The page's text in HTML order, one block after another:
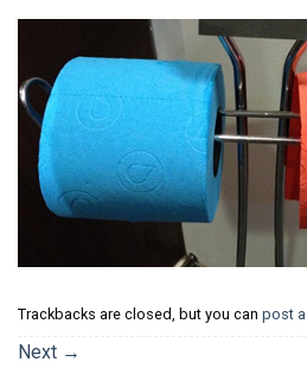
Trackbacks are closed, but you can post
Next →